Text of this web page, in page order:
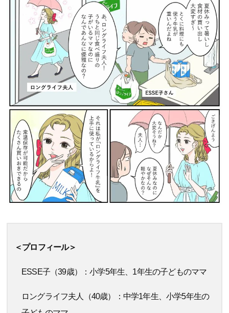
＜プロフィール＞
ESSE子（39歳）：小学5年生、1年生の子どものママ
ロングライフ夫人（40歳）：中学1年生、小学5年生の